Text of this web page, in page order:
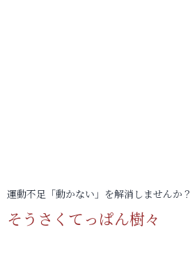
運動不足「動かない」を解消しませんか？
そうさくてっぱん樹々